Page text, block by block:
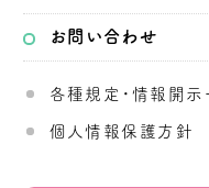
お問い合わせ
各種規定・情報開示
個人情報保護方針